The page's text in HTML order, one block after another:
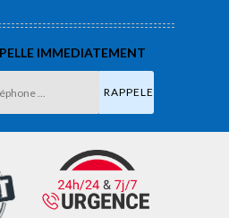
IMMEDIATEMENT